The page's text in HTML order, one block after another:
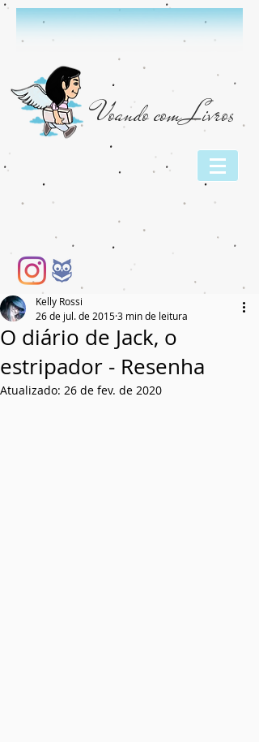
Voando com Livros
O diário de Jack, o
estripador - Resenha
Kelly Rossi
26 de jul. de 20153 min de leitura
Atualizado: 26 de fev. de 2020